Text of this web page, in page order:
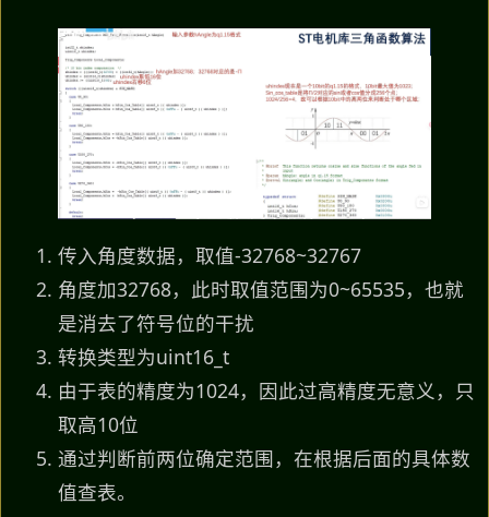
传入角度数据，取值-32768~32767
角度加32768，此时取值范围为0~65535，也就
是消去了符号位的干扰
转换类型为uint16_t
由于表的精度为1024，因此过高精度无意义，只
取高10位
通过判断前两位确定范围，在根据后面的具体数
值查表。